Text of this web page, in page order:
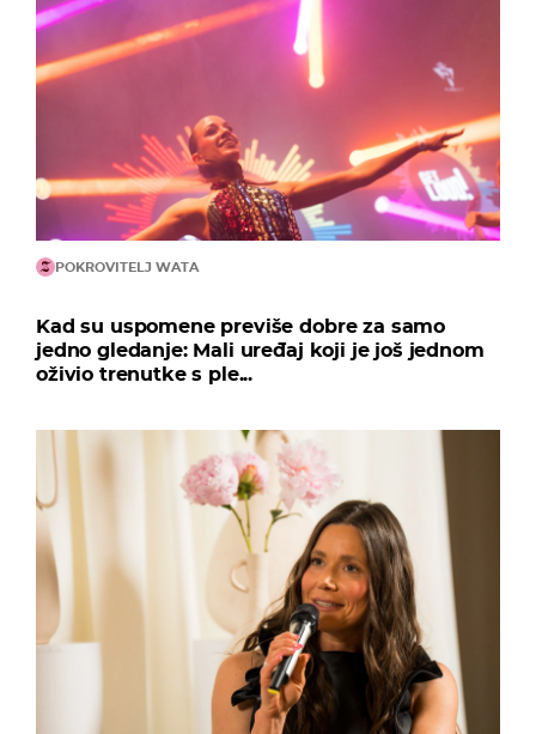
POKROVITELJ WATA
Kad su uspomene previše dobre za samo
jedno gledanje: Mali uređaj koji je još jednom
oživio trenutke s ple...